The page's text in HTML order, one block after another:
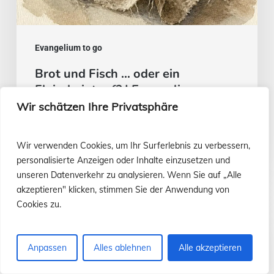
Wir schätzen Ihre Privatsphäre
Wir verwenden Cookies, um Ihr Surferlebnis zu verbessern,
personalisierte Anzeigen oder Inhalte einzusetzen und
unseren Datenverkehr zu analysieren. Wenn Sie auf „Alle
akzeptieren" klicken, stimmen Sie der Anwendung von
Cookies zu.
Anpassen Alles ablehnen Alle akzeptieren
Evangelium to go
August
Brot und Fisch … oder ein
Fleischeintopf? | Evangelium vom
2. August
29. Juli 2026
Evangelium
26.
Juli